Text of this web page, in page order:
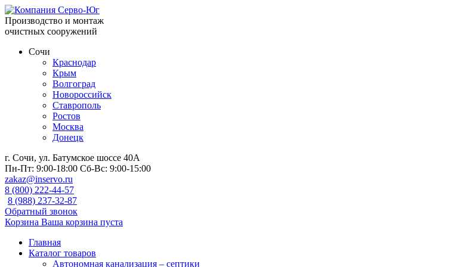
Производство и монтаж
очистных сооружений
Сочи
Краснодар
Крым
Волгоград
Новороссийск
Ставрополь
Ростов
Москва
Донецк
г. Сочи, ул. Батумское шоссе 40А
Пн-Пт: 9:00-18:00 Сб-Вс: 9:00-15:00
zakaz@inservo.ru
8 (800) 222-44-57
8 (988) 237-32-87
Обратный звонок
Корзина Ваша корзина пуста
Главная
Каталог товаров
Автономная канализация – септики